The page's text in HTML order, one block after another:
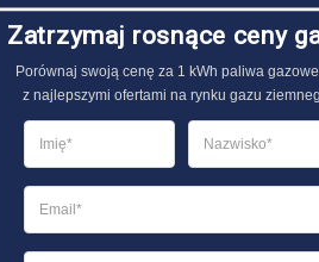
Zatrzymaj rosnące ceny
Porównaj swoją cenę za 1 kWh paliwa
z najlepszymi ofertami na rynku gazu